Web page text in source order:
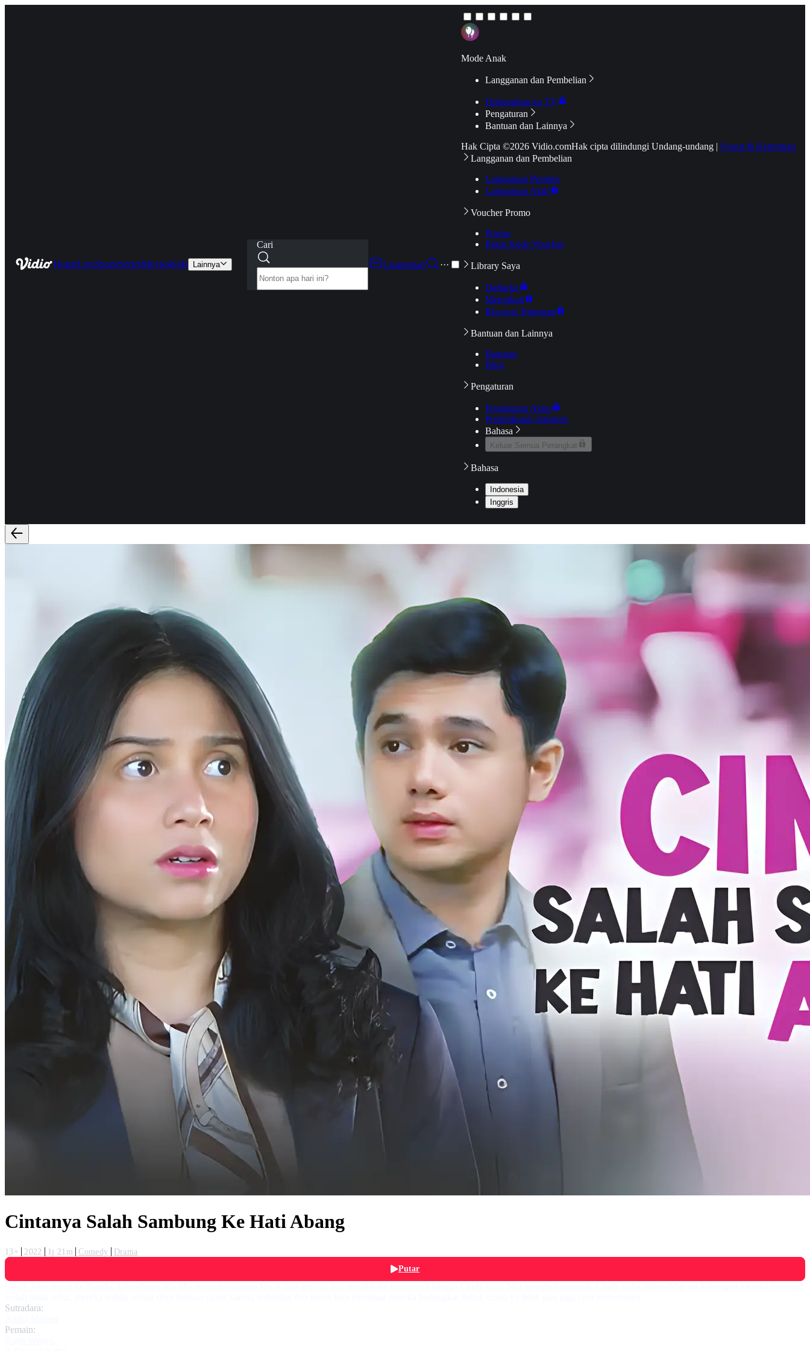
HomeLiveSportsSeriesMoviesKids Lainnya
Cari
Langganan
···
Mode Anak
Langganan dan Pembelian
Hubungkan ke TV
Pengaturan
Bantuan dan Lainnya
Hak Cipta ©2026 Vidio.comHak cipta dilindungi Undang-undang | Syarat & Ketentuan
Langganan dan Pembelian
Langganan Premier
Langganan Aktif
Voucher Promo
Promo
Pakai Kode Voucher
Library Saya
Daftarku
Mengikuti
Riwayat Tontonan
Bantuan dan Lainnya
Bantuan
Blog
Pengaturan
Pengaturan Akun
Pemeriksaan Jaringan
Bahasa
Keluar Semua Perangkat
Bahasa
Indonesia
Inggris
Cintanya Salah Sambung Ke Hati Abang
13+ 2022 1j 21m Comedy
Drama
Putar
Sutradara:
Pemain: